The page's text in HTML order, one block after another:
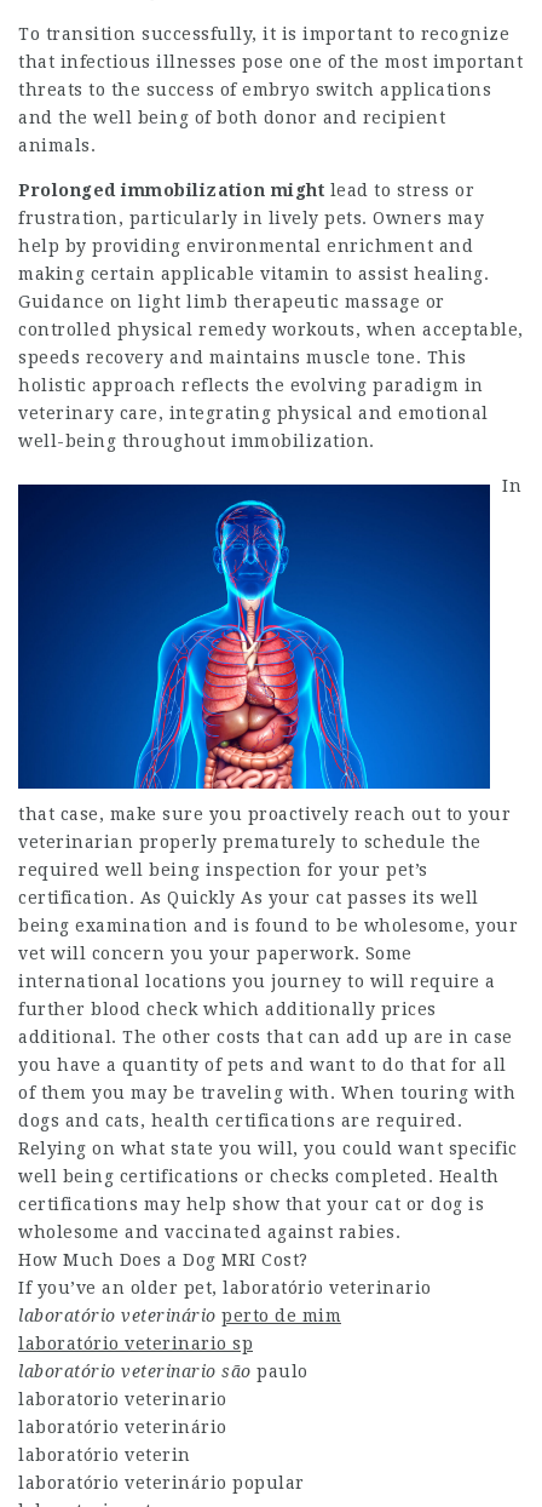
To transition successfully, it is important to recognize
that infectious illnesses pose one of the most important
threats to the success of embryo switch applications
and the well being of both donor and recipient
animals.
Prolonged immobilization might lead to stress or
frustration, particularly in lively pets. Owners may
help by providing environmental enrichment and
making certain applicable vitamin to assist healing.
Guidance on light limb therapeutic massage or
controlled physical remedy workouts, when acceptable,
speeds recovery and maintains muscle tone. This
holistic approach reflects the evolving paradigm in
veterinary care, integrating physical and emotional
well-being throughout immobilization.
In
that case, make sure you proactively reach out to your
veterinarian properly prematurely to schedule the
required well being inspection for your pet’s
certification. As Quickly As your cat passes its well
being examination and is found to be wholesome, your
vet will concern you your paperwork. Some
international locations you journey to will require a
further blood check which additionally prices
additional. The other costs that can add up are in case
you have a quantity of pets and want to do that for all
of them you may be traveling with. When touring with
dogs and cats, health certifications are required.
Relying on what state you will, you could want specific
well being certifications or checks completed. Health
certifications may help show that your cat or dog is
wholesome and vaccinated against rabies.
How Much Does a Dog MRI Cost?
If you’ve an older pet, laboratório veterinario
laboratório veterinário perto de mim
laboratório veterinario sp
laboratório veterinario são paulo
laboratorio veterinario
laboratório veterinário
laboratório veterin
laboratório veterinário popular